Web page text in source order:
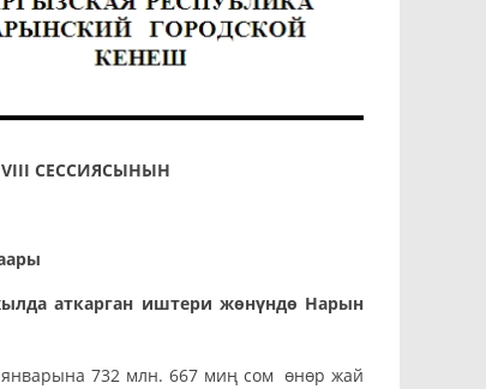
СЕССИЯСЫНЫН
аткарган иштери жөнүндө Нарын
732 млн. 667 миң сом өнөр жай